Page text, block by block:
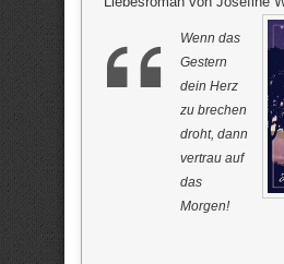
Wenn das
Gestern
dein Herz
zu brechen
droht, dann
vertrau auf
das
Morgen!